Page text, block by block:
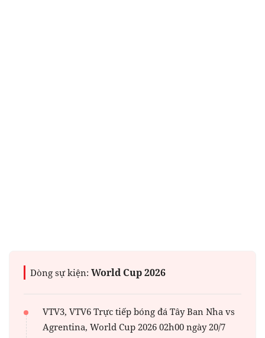
Dòng sự kiện: World Cup 2026
VTV3, VTV6 Trực tiếp bóng đá Tây Ban Nha vs
Agrentina, World Cup 2026 02h00 ngày 20/7